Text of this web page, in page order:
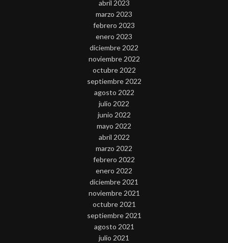
abril 2023
marzo 2023
febrero 2023
enero 2023
diciembre 2022
noviembre 2022
octubre 2022
septiembre 2022
agosto 2022
julio 2022
junio 2022
mayo 2022
abril 2022
marzo 2022
febrero 2022
enero 2022
diciembre 2021
noviembre 2021
octubre 2021
septiembre 2021
agosto 2021
julio 2021